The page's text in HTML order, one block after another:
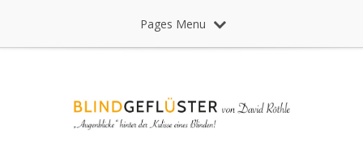
Pages Menu